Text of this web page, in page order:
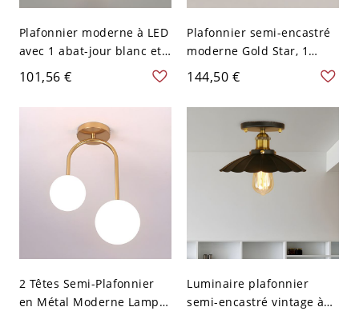
Plafonnier moderne à LED
avec 1 abat-jour blanc et
base d'ampoule SMD - 110
V-120 V Double Feuilles
101,56 €
Plafonnier semi-encastré
moderne Gold Star, 1
lumière, 10-14 pouces,
LED/incandescent/fluores
cent - 110 V-120 V
144,50 €
2 Têtes Semi-Plafonnier
en Métal Moderne Lampe
Luminaire plafonnier
semi-encastré vintage à